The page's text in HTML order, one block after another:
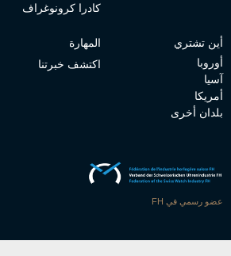
كادرا كرونوغراف
أين تشتري
أوروبا
آسيا
أمريكا
بلدان أخرى
المهارة
اكتشف خبرتنا
عضو رسمي في FH